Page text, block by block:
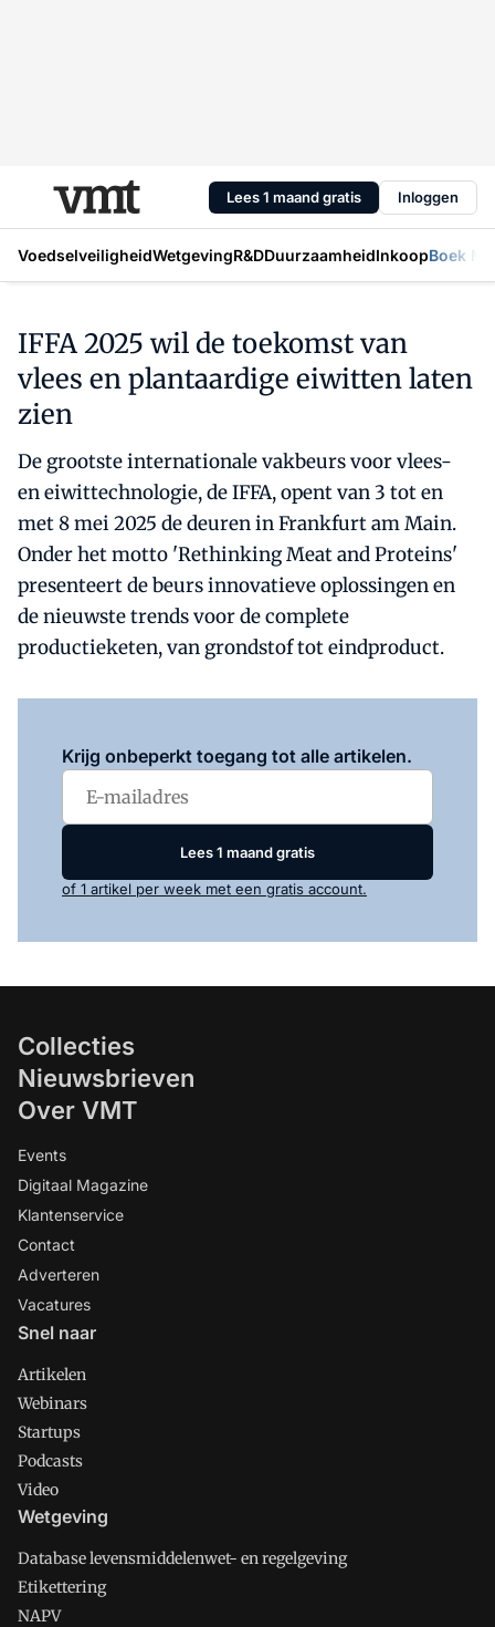
Lees 1 maand gratis Inloggen
VoedselveiligheidWetgevingR&DDuurzaamheidInkoopBoek
IFFA 2025 wil de toekomst van
vlees en plantaardige eiwitten laten
zien
De grootste internationale vakbeurs voor vlees-
en eiwittechnologie, de IFFA, opent van 3 tot en
met 8 mei 2025 de deuren in Frankfurt am Main.
Onder het motto 'Rethinking Meat and Proteins'
presenteert de beurs innovatieve oplossingen en
de nieuwste trends voor de complete
productieketen, van grondstof tot eindproduct​.
Krijg onbeperkt toegang tot alle artikelen.
Lees 1 maand gratis
of 1 artikel per week met een gratis account.
Collecties
Nieuwsbrieven
Over VMT
Events
Digitaal Magazine
Klantenservice
Contact
Adverteren
Vacatures
Snel naar
Artikelen
Webinars
Startups
Podcasts
Video
Wetgeving
Database levensmiddelenwet- en regelgeving
Etikettering
NAPV